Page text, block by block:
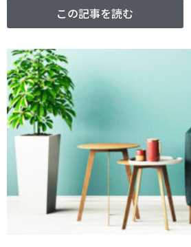
この記事を読む